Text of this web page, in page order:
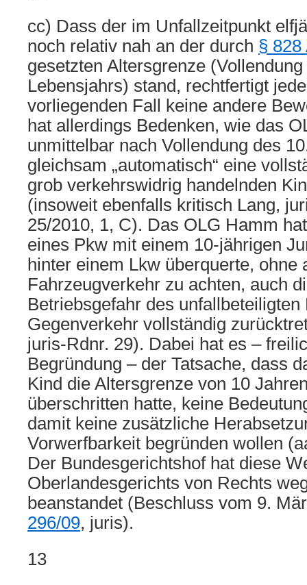
cc) Dass der im Unfallzeitpunkt
noch relativ nah an der durch § 828
gesetzten Altersgrenze
Lebensjahrs) stand, rechtfertigt
vorliegenden Fall keine andere
hat allerdings Bedenken, wie das
unmittelbar nach Vollendung des
gleichsam „automatisch“ eine
grob verkehrswidrig handelnden
(insoweit ebenfalls kritisch Lang,
25/2010, 1, C). Das OLG Hamm
eines Pkw mit einem 10-jährigen
hinter einem Lkw überquerte, ohne
Fahrzeugverkehr zu achten, auch
Betriebsgefahr des unfallbeteiligten
Gegenverkehr vollständig
juris-Rdnr. 29). Dabei hat es –
Begründung – der Tatsache, dass
Kind die Altersgrenze von 10
überschritten hatte, keine
damit keine zusätzliche
Vorwerfbarkeit begründen wollen
Der Bundesgerichtshof hat diese
Oberlandesgerichts von Rechts
beanstandet (Beschluss vom 9.
296/09, juris).
13